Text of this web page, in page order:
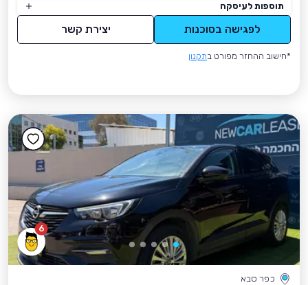
תוספות לעיסקה
לפגישה בסוכנות יצירת קשר
*חישוב ההחזר מפורט בתקנון
6
כפר סבא